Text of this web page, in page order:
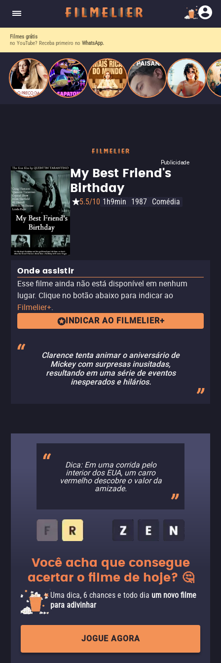
Filmes grátis
no YouTube? Receba primeiro no WhatsApp.
Publicidade
My Best Friend's
Birthday
5.5/10 1h9min 1987 Comédia
Onde assistir
Esse filme ainda não está disponível em nenhum
lugar. Clique no botão abaixo para indicar ao
Filmelier+.
INDICAR AO FILMELIER+
Clarence tenta animar o aniversário de
Mickey com surpresas inusitadas,
resultando em uma série de eventos
inesperados e hilários.
Dica: Em uma corrida pelo
interior dos EUA, um carro
vermelho descobre o valor da
amizade.
Você acha que consegue
acertar o filme de hoje? 🤔
Uma dica, 6 chances e todo dia um novo filme
para adivinhar
JOGUE AGORA
fidelidade. Logo, as relações entre os três se